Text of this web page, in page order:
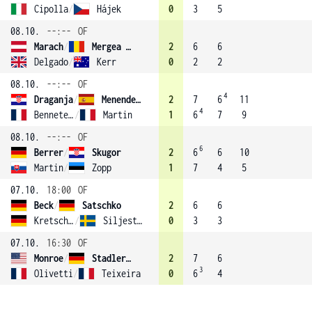
Cipolla/ Hájek
0
3
5
08.10.
--:--
OF
Marach/
Mergea (4)
Delgado/ Kerr
2
0
6
2
6
2
08.10.
--:--
OF
Draganja/
Menendez-Maceiras
Benneteau / Martin
2
1
7
64
64
7
11
9
08.10.
--:--
OF
Berrer/
Skugor
Martin/ Zopp
2
1
66
7
6
4
10
5
07.10.
18:00 OF
Beck/
Satschko
Kretschmer / Siljestrom
2
0
6
3
6
3
07.10.
16:30 OF
Monroe/
Stadler (3)
Olivetti / Teixeira
2
0
7
6 3
6
4